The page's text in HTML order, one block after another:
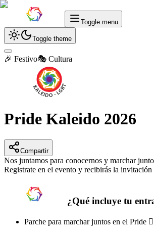
Toggle menu
Toggle theme
🎉 Festivo🎭 Cultura
Pride Kaleido 2026
Compartir
Nos juntamos para conocernos y marchar
Registrate en el evento y recibirás la
¿Qué incluye tu
Parche para marchar juntos en el Pride